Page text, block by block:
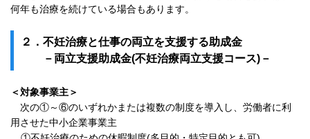
何年も治療を続けている場合もあります。
２． 不妊治療と仕事の両立を支援する助成金
－両立支援助成金(不妊治療両立支援コース)－
＜対象事業主＞
次の①～⑥のいずれかまたは複数の制度を導入し、労働者に利
用させた中小企業事業主